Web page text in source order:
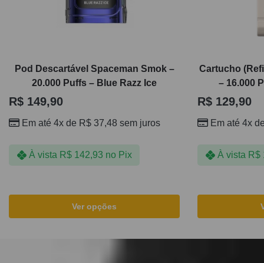
Pod Descartável Spaceman Smok –
20.000 Puffs – Blue Razz Ice
R$ 149,90
Em até 4x de R$ 37,48 sem juros
À vista R$142,93 no Pix
Ver opções
Cartucho
– 16.000
R$ 129,90
Em até 4x
À vista R$